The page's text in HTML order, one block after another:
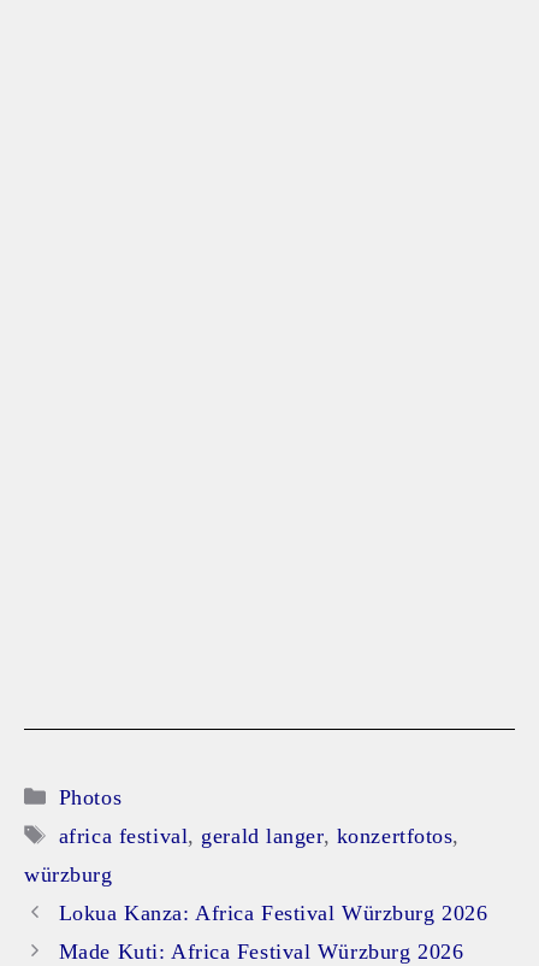
Kategorien
Photos
Schlagwörter
africa festival, gerald langer, konzertfotos,
würzburg
Lokua Kanza: Africa Festival Würzburg 2026
Made Kuti: Africa Festival Würzburg 2026